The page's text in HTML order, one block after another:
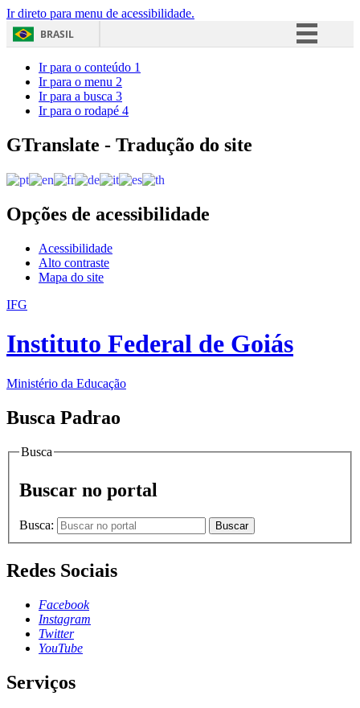
Ir direto para menu de acessibilidade.
BRASIL
Acesso à informação
Ir para o conteúdo 1
Ir para o menu 2
Ir para a busca 3
Ir para o rodapé 4
GTranslate - Tradução do site
Opções de acessibilidade
Acessibilidade
Alto contraste
Mapa do site
IFG
Instituto Federal de Goiás
Ministério da Educação
Busca Padrao
Busca
Buscar no portal
Busca: Buscar
Redes Sociais
Facebook
Instagram
Twitter
YouTube
Serviços